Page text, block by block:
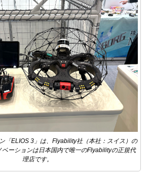
「ELIOS 3」は、Flyability社（本社：スイス）の
ベーションは日本国内で唯一のFlyabilityの正規代
理店です。